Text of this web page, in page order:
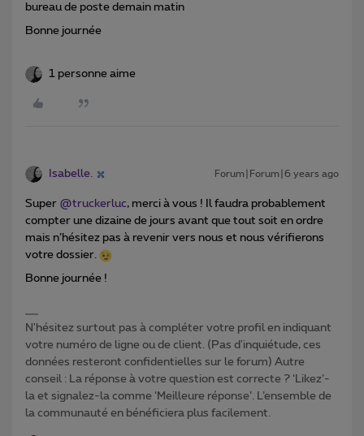
bureau de poste demain matin
Bonne journée
1 personne aime
Isabelle. Forum|Forum|6 years ago
Super @truckerluc, merci à vous ! Il faudra probablement
compter une dizaine de jours avant que tout soit en ordre
mais n’hésitez pas à revenir vers nous et nous vérifierons
votre dossier.
Bonne journée !
N'hésitez surtout pas à compléter votre profil en indiquant
votre numéro de ligne ou de client. (Pas d'inquiétude, ces
données resteront confidentielles sur le forum) Autre
conseil : La réponse à votre question est correcte ? ‘Likez’-
la et signalez-la comme ‘Meilleure réponse’. L’ensemble de
la communauté en bénéficiera plus facilement.